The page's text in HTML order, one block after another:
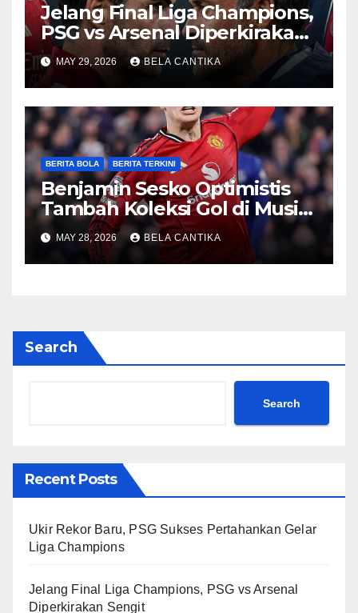
Jelang Final Liga Champions,
PSG vs Arsenal Diperkirakan
Sengit
MAY 29, 2026 BELA CANTIKA
BERITA BOLA BERITA TERKINI
Benjamin Sesko Optimistis
Tambah Koleksi Gol di Musim
2026/27
MAY 28, 2026 BELA CANTIKA
Search
Search
Recent Posts
Ukir Rekor Baru, PSG Sukses Pertahankan Gelar
Liga Champions
Jelang Final Liga Champions, PSG vs Arsenal
Diperkirakan Sengit